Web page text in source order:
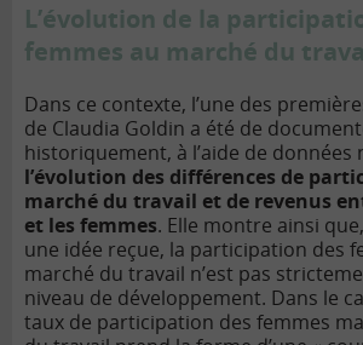
L’évolution de la
femmes au marché du
Dans ce contexte, l’une des
de Claudia Goldin a été de
historiquement, à l’aide de données
l’évolution des différences de
marché du travail et de revenus
et les femmes. Elle montre ainsi
une idée reçue, la participation des
marché du travail n’est pas
niveau de développement. Dans le
taux de participation des femmes